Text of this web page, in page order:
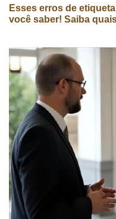
Esses erros de
você saber! Saiba